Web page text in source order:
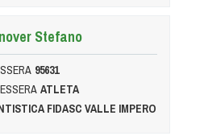
Stefano
95631
ATLETA
FIDASC VALLE IMPERO
Rally Obedience
Retriever Sport
Ricerca Tartufo
Sheepdog